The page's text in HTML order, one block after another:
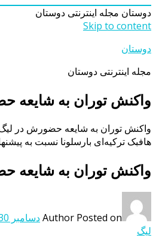
دوستان مجله اینترنتی دوستان
Skip to content
دوستان
مجله اینترنتی دوستان
واکنش توران به شایعه
واکنش توران به شایعه حضورش در
هافبک ترکیه‌ای بارسلونا نسبت به
واکنش توران به شایعه
Author Posted on دسامبر 30, 2016
لیگ